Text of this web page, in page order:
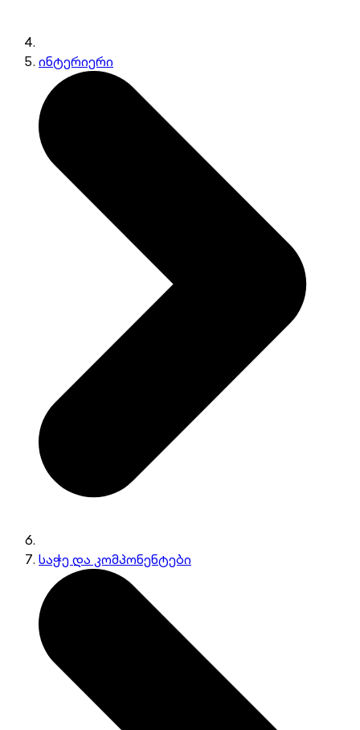
ინტერიერი
საჭე და კომპონენტები